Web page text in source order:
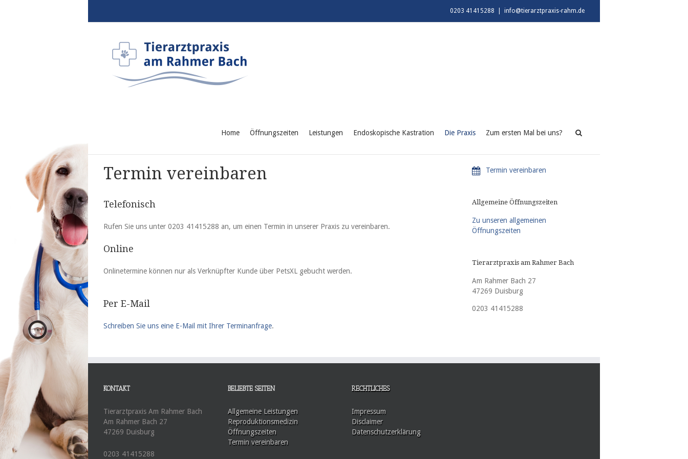
0203 41415288 info@tierarztpraxis-rahm.de
Home Öffnungszeiten Leistungen Endoskopische Kastration Die Praxis Zum ersten Mal bei uns?
Termin vereinbaren
Telefonisch
Rufen Sie uns unter 0203 41415288 an, um einen Termin in unserer Praxis zu vereinbaren.
Online
Onlinetermine können nur als Verknüpfter Kunde über PetsXL gebucht werden.
Per E-Mail
Schreiben Sie uns eine E-Mail mit Ihrer Terminanfrage.
Termin vereinbaren
Allgemeine Öffnungszeiten
Zu unseren allgemeinen
Öffnungszeiten
Tierarztpraxis am Rahmer Bach
Am Rahmer Bach 27
47269 Duisburg
0203 41415288
KONTAKT
Tierarztpraxis Am Rahmer Bach
Am Rahmer Bach 27
47269 Duisburg
0203 41415288
BELIEBTE SEITEN
Allgemeine Leistungen
Reproduktionsmedizin
Öffnungszeiten
Termin vereinbaren
RECHTLICHES
Impressum
Disclaimer
Datenschutzerklärung